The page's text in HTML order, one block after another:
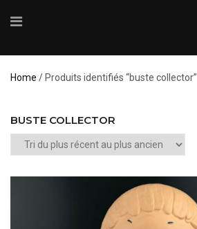
Home / Produits identifiés “buste collector”
BUSTE COLLECTOR